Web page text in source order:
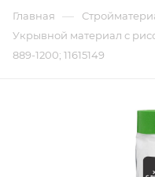
Главная —
Укрывной материал с
889-1200; 11615149